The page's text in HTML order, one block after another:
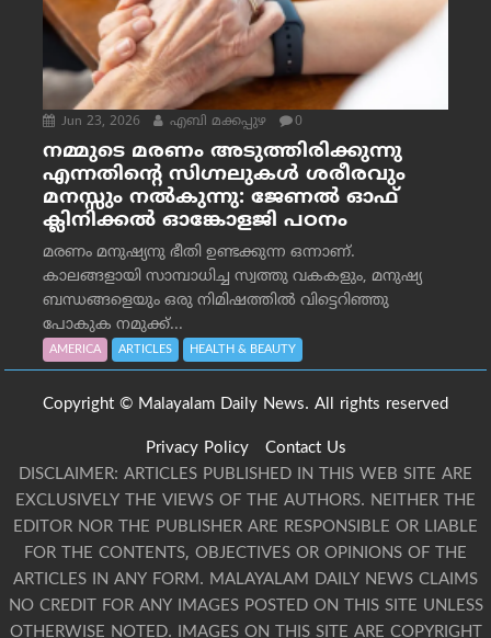
Jun 23, 2026 എബി മക്കപ്പുഴ 0
നമ്മുടെ മരണം അടുത്തിരിക്കുന്നു
എന്നതിന്റെ സിഗ്നലുകൾ ശരീരവും
മനസ്സും നല്‍കുന്നു: ജേണല്‍ ഓഫ്
ക്ലിനിക്കല്‍ ഓങ്കോളജി പഠനം
മരണം മനുഷ്യനു ഭീതി ഉണ്ടക്കുന്ന ഒന്നാണ്.
കാലങ്ങളായി സാമ്പാധിച്ച സ്വത്തു വകകളും, മനുഷ്യ
ബന്ധങ്ങളെയും ഒരു നിമിഷത്തിൽ വിട്ടെറിഞ്ഞു
പോകുക നമുക്ക്...
AMERICA ARTICLES HEALTH & BEAUTY
Copyright © Malayalam Daily News. All rights reserved
Privacy Policy
Contact Us
DISCLAIMER: ARTICLES PUBLISHED IN THIS WEB SITE ARE
EXCLUSIVELY THE VIEWS OF THE AUTHORS. NEITHER THE
EDITOR NOR THE PUBLISHER ARE RESPONSIBLE OR LIABLE
FOR THE CONTENTS, OBJECTIVES OR OPINIONS OF THE
ARTICLES IN ANY FORM. MALAYALAM DAILY NEWS CLAIMS
NO CREDIT FOR ANY IMAGES POSTED ON THIS SITE UNLESS
OTHERWISE NOTED. IMAGES ON THIS SITE ARE COPYRIGHT